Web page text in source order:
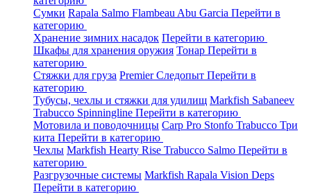
Сумки Rapala Salmo Flambeau Abu Garcia Перейти в
категорию
Хранение зимних насадок Перейти в категорию
Шкафы для хранения оружия Тонар Перейти в
категорию
Стяжки для груза PremierСледопыт Перейти в
категорию
Тубусы, чехлы и стяжки для удилищ Markfish Sabaneev
Trabucco Spinningline Перейти в категорию
Мотовила и поводочницы Carp Pro Stonfo Trabucco Три
кита Перейти в категорию
Чехлы Markfish Hearty Rise Trabucco Salmo Перейти в
категорию
Разгрузочные системы Markfish Rapala Vision Deps
Перейти в категорию